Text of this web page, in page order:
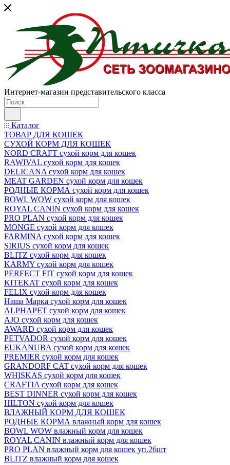
Интернет-магазин представительского класса
Каталог
ТОВАР ДЛЯ КОШЕК
СУХОЙ КОРМ ДЛЯ КОШЕК
NORD CRAFT сухой корм для кошек
RAWIVAL сухой корм для кошек
DELICANA сухой корм для кошек
MEAT GARDEN сухой корм для кошек
РОДНЫЕ КОРМА сухой корм для кошек
BOWL WOW сухой корм для кошек
ROYAL CANIN сухой корм для кошек
PRO PLAN сухой корм для кошек
MONGE сухой корм для кошек
FARMINA сухой корм для кошек
SIRIUS сухой корм для кошек
BLITZ сухой корм для кошек
KARMY сухой корм для кошек
PERFECT FIT сухой корм для кошек
KITEKAT сухой корм для кошек
FELIX сухой корм для кошек
Наша Марка сухой корм для кошек
ALPHAPET сухой корм для кошек
AJO сухой корм для кошек
AWARD сухой корм для кошек
PETVADOR сухой корм для кошек
EUKANUBA сухой корм для кошек
PREMIER сухой корм для кошек
GRANDORF CAT сухой корм для кошек
WHISKAS сухой корм для кошек
CRAFTIA сухой корм для кошек
BEST DINNER сухой корм для кошек
HILTON сухой корм для кошек
ВЛАЖНЫЙ КОРМ ДЛЯ КОШЕК
РОДНЫЕ КОРМА влажный корм для кошек
BOWL WOW влажный корм для кошек
ROYAL CANIN влажный корм для кошек
PRO PLAN влажный корм для кошек уп.26шт
BLITZ влажный корм для кошек